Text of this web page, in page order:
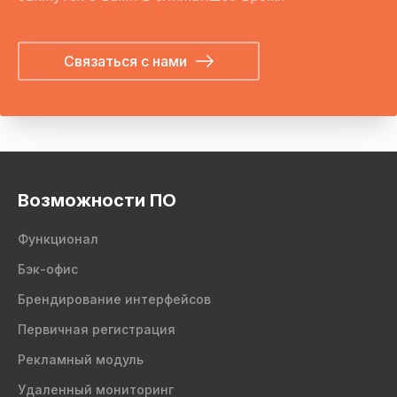
Связаться с нами
Возможности ПО
Функционал
Бэк-офис
Брендирование интерфейсов
Первичная регистрация
Рекламный модуль
Удаленный мониторинг